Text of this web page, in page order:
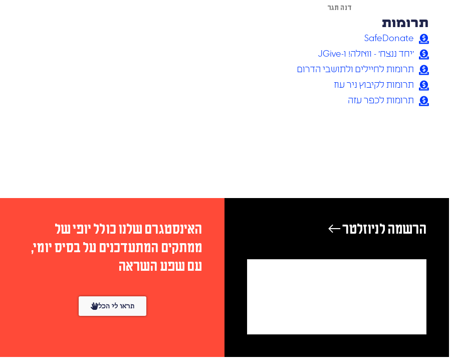
דנה תגר
תרומות
SafeDonate
׳יחד ננצח׳ - וואלה! ו-JGive
תרומות לחיילים ולתושבי הדרום
תרומות לקיבוץ ניר עוז
תרומות לכפר עזה
הרשמה לניוזלטר ←
האינסטגרם שלנו כולל יופי של
ממתקים המתעדכנים על בסיס יומי,
עם שפע השראה
תראו לי הכל